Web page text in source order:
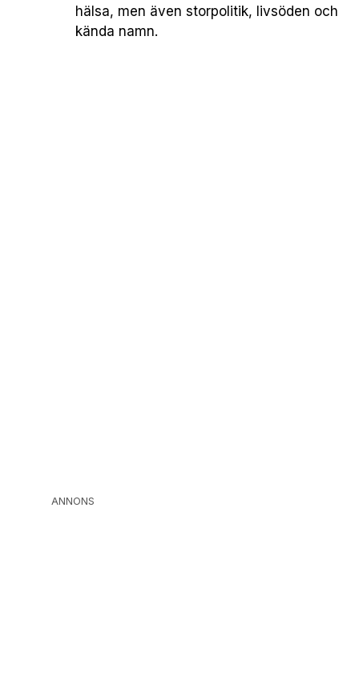
hälsa, men även storpolitik, livsöden och
kända namn.
ANNONS